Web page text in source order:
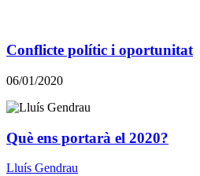
Conflicte polític i oportunitat
06/01/2020
​​Què ens portarà el 2020?
Lluís Gendrau